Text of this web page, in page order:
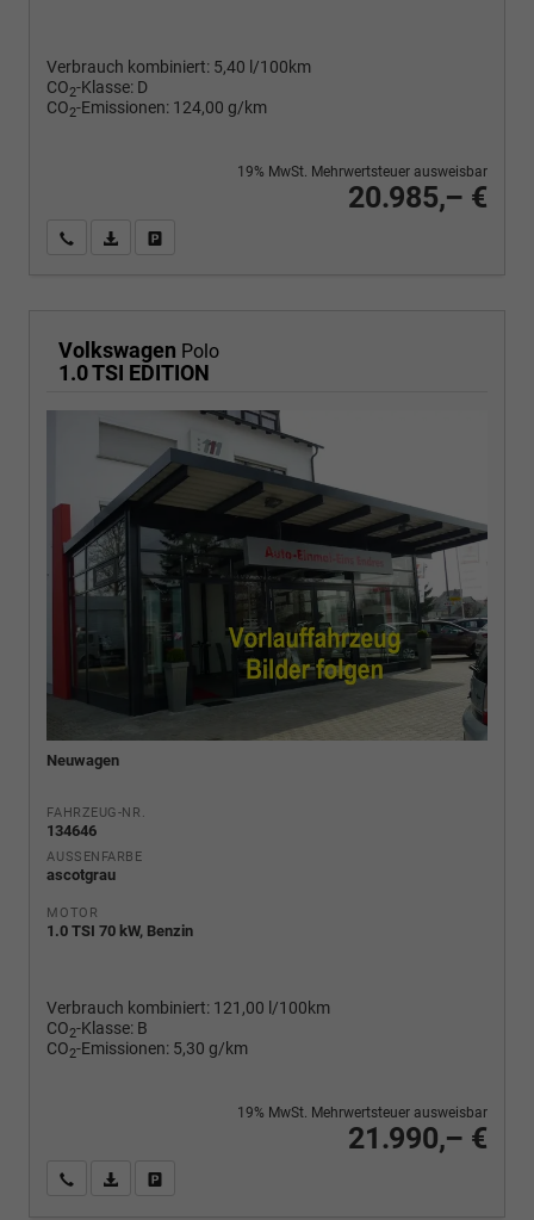
Verbrauch kombiniert: 5,40 l/100km
CO2-Klasse: D
CO2-Emissionen: 124,00 g/km
20.985,– €
19% MwSt. Mehrwertsteuer ausweisbar
Wir rufen Sie anPDF-Fahrzeugexposé drucken
Volkswagen Polo
1.0 TSI EDITION
Neuwagen
FAHRZEUG-NR.
134646
AUSSENFARBE
ascotgrau
MOTOR
1.0 TSI 70 kW, Benzin
Verbrauch kombiniert: 121,00 l/100km
CO2-Klasse: B
CO2-Emissionen: 5,30 g/km
21.990,– €
19% MwSt. Mehrwertsteuer ausweisbar
Wir rufen Sie anPDF-Fahrzeugexposé drucken